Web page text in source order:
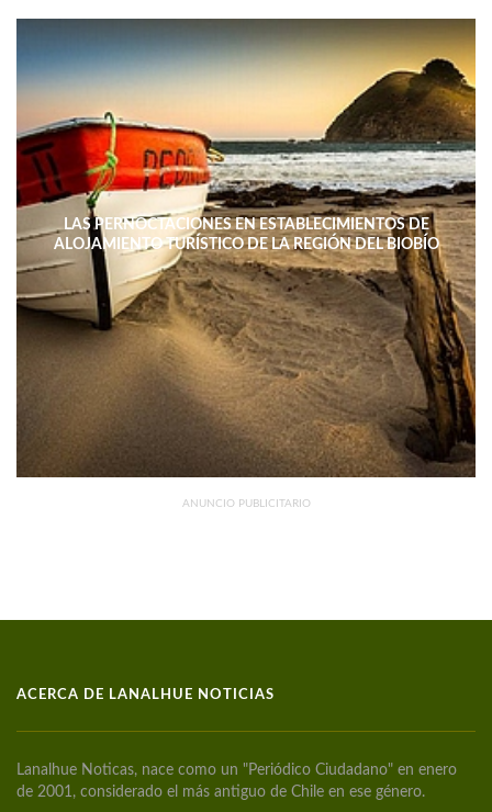
LAS PERNOCTACIONES EN ESTABLECIMIENTOS DE
ALOJAMIENTO TURÍSTICO DE LA REGIÓN DEL BIOBÍO
DISMINUYERON 15,4% INTERANUAL
ANUNCIO PUBLICITARIO
ACERCA DE LANALHUE NOTICIAS
Lanalhue Noticas, nace como un "Periódico Ciudadano" en enero
de 2001, considerado el más antiguo de Chile en ese género.